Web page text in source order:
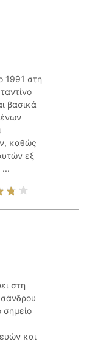
1991 στη
βασικά
καθώς
εξ
...
στη
σημείο
και